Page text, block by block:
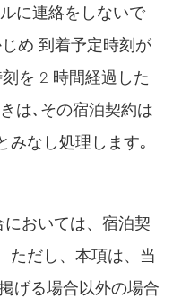
に連絡をしないで
め 到着予定時刻が
を 2 時間経過した
は､その宿泊契約は
みなし処理します｡
おいては、宿泊契
ただし、本項は、当
げる場合以外の場合